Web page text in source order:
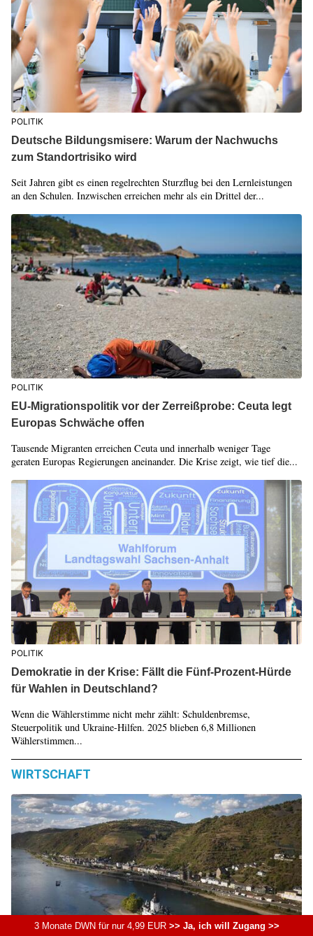
POLITIK
Deutsche Bildungsmisere: Warum der Nachwuchs
zum Standortrisiko wird
Seit Jahren gibt es einen regelrechten Sturzflug bei den Lernleistungen
an den Schulen. Inzwischen erreichen mehr als ein Drittel der...
POLITIK
EU-Migrationspolitik vor der Zerreißprobe: Ceuta legt
Europas Schwäche offen
Tausende Migranten erreichen Ceuta und innerhalb weniger Tage
geraten Europas Regierungen aneinander. Die Krise zeigt, wie tief die...
POLITIK
Demokratie in der Krise: Fällt die Fünf-Prozent-Hürde
für Wahlen in Deutschland?
Wenn die Wählerstimme nicht mehr zählt: Schuldenbremse,
Steuerpolitik und Ukraine-Hilfen. 2025 blieben 6,8 Millionen
Wählerstimmen...
WIRTSCHAFT
3 Monate DWN für nur 4,99 EUR>> Ja, ich will Zugang >>